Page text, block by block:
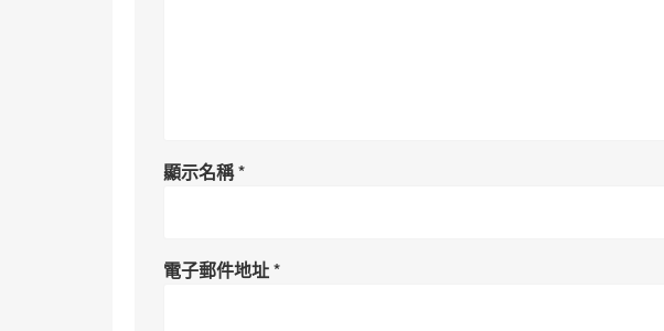
顯示名稱*
電子郵件地址*